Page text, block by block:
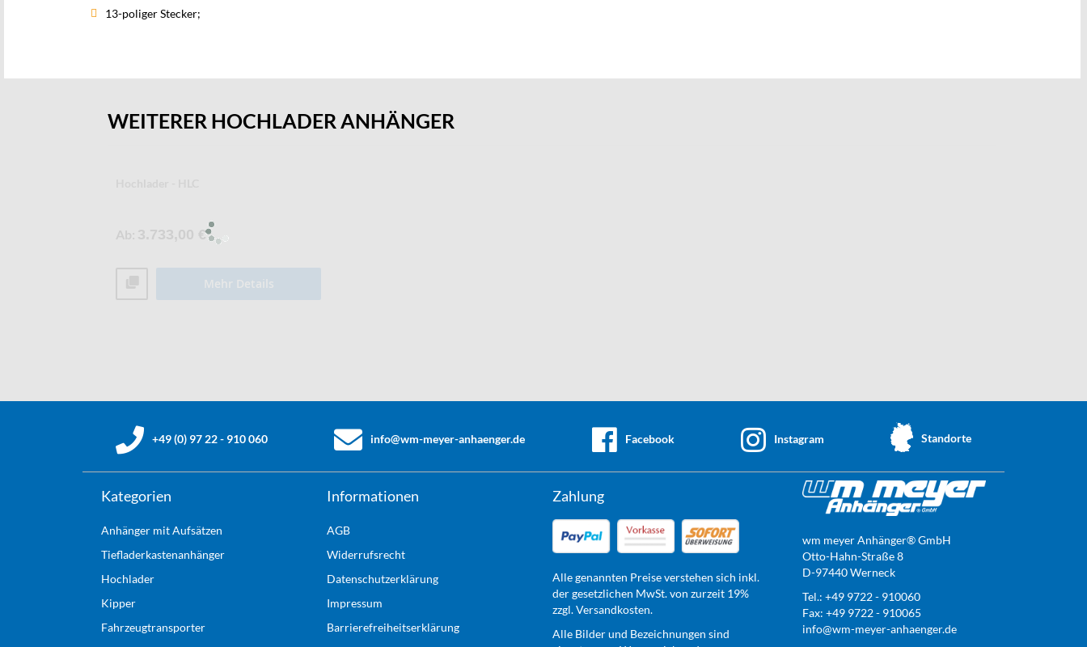
13-poliger Stecker;
WEITERER HOCHLADER ANHÄNGER
3.733,00 €
Mehr Details
+49 (0) 97 22 - 910 060 info@wm-meyer-anhaenger.de Facebook Instagram Standorte
Kategorien
Anhänger mit Aufsätzen
Tiefladerkastenanhänger
Hochlader
Kipper
Fahrzeugtransporter
Informationen
AGB
Widerrufsrecht
Datenschutzerklärung
Impressum
Barrierefreiheitserklärung
Zahlung
Alle genannten Preise verstehen sich inkl.
der gesetzlichen MwSt. von zurzeit 19%
zzgl. Versandkosten.
Alle Bilder und Bezeichnungen sind
wm meyer Anhänger® GmbH
Otto-Hahn-Straße 8
D-97440 Werneck
Tel.: +49 9722 - 910060
Fax: +49 9722 - 910065
info@wm-meyer-anhaenger.de